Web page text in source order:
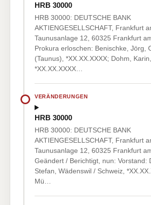
HRB 30000
HRB 30000: DEUTSCHE BANK
AKTIENGESELLSCHAFT, Frankfurt
Taunusanlage 12, 60325 Frankfurt
Prokura erloschen: Benischke, Jörg,
(Taunus), *XX.XX.XXXX; Dohm,
*XX.XX.XXXX…
VERÄNDERUNGEN
HRB 30000
HRB 30000: DEUTSCHE BANK
AKTIENGESELLSCHAFT, Frankfurt
Taunusanlage 12, 60325 Frankfurt
Geändert / Berichtigt, nun: Vorstand:
Stefan, Wädenswil / Schweiz,
Mü…